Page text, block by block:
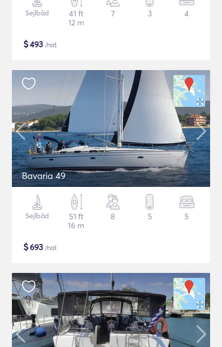
Sejlbåd
41 ft
12 m
7 3 4
$493 /nat
Bavaria 49
Sejlbåd
51 ft
16 m
8 5 5
$693 /nat